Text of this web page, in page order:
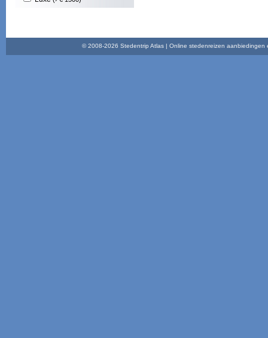
© 2008-2026 Stedentrip Atlas | Online stedenreizen